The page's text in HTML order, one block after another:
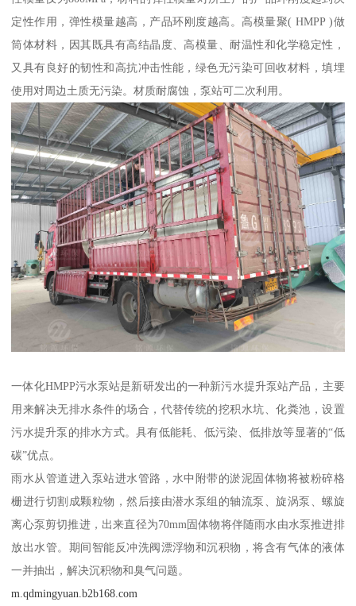
定性作用，弹性模量越高，产品环刚度越高。高模量聚( HMPP )做
筒体材料，因其既具有高结晶度、高模量、耐温性和化学稳定性，
又具有良好的韧性和高抗冲击性能，绿色无污染可回收材料，填埋
使用对周边土质无污染。材质耐腐蚀，泵站可二次利用。
一体化HMPP污水泵站是新研发出的一种新污水提升泵站产品，主要
用来解决无排水条件的场合，代替传统的挖积水坑、化粪池，设置
污水提升泵的排水方式。具有低能耗、低污染、低排放等显著的“低
碳”优点。
雨水从管道进入泵站进水管路，水中附带的淤泥固体物将被粉碎格
栅进行切割成颗粒物，然后接由潜水泵组的轴流泵、旋涡泵、螺旋
离心泵剪切推进，出来直径为70mm固体物将伴随雨水由水泵推进排
放出水管。期间智能反冲洗阀漂浮物和沉积物，将含有气体的液体
一并抽出，解决沉积物和臭气问题。
m.qdmingyuan.b2b168.com